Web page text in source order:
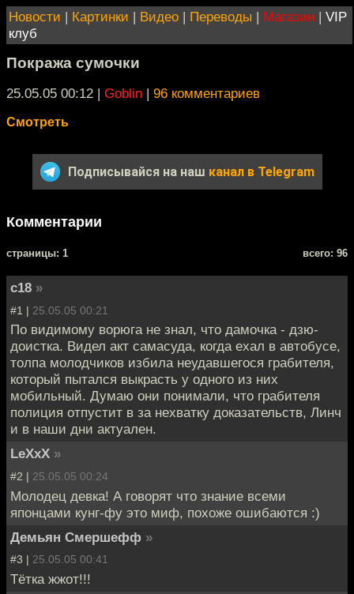
Новости | Картинки | Видео | Переводы | Магазин | VIP
клуб
Покража сумочки
25.05.05 00:12 | Goblin | 96 комментариев
Смотреть
Подписывайся на наш канал в Telegram
Комментарии
cтраницы: 1 всего: 96
c18 »
#1 | 25.05.05 00:21
По видимому ворюга не знал, что дамочка - дзю-
доистка. Видел акт самасуда, когда ехал в автобусе,
толпа молодчиков избила неудавшегося грабителя,
который пытался выкрасть у одного из них
мобильный. Думаю они понимали, что грабителя
полиция отпустит в за нехватку доказательств, Линч
и в наши дни актуален.
LeXxX »
#2 | 25.05.05 00:24
Молодец девка! А говорят что знание всеми
японцами кунг-фу это миф, похоже ошибаются :)
Демьян Смершефф »
#3 | 25.05.05 00:41
Тётка жжот!!!